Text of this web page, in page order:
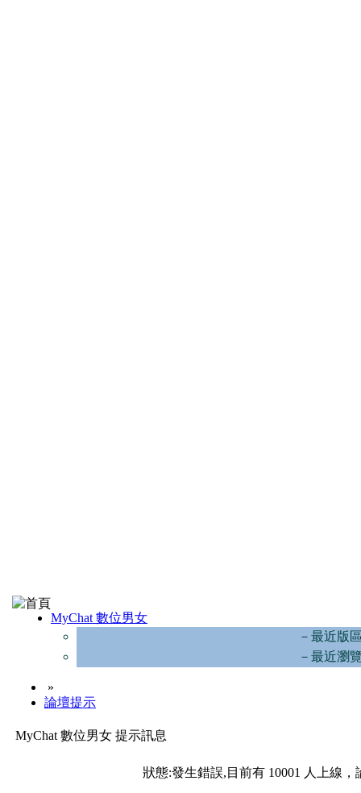
MyChat 數位男女
－最近版
－最近瀏
»
論壇提示
MyChat 數位男女 提示訊息
狀態:發生錯誤,目前有 10001 人上線